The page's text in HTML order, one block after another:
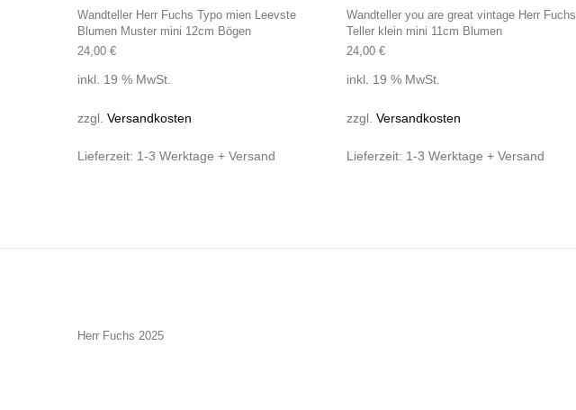
Wandteller Herr Fuchs Typo mien Leevste
Blumen Muster mini 12cm Bögen
24,00 €
inkl. 19 % MwSt.
zzgl. Versandkosten
Lieferzeit: 1-3 Werktage + Versand
Wandteller you are great vintage Herr Fuchs
Teller klein mini 11cm Blumen
24,00 €
inkl. 19 % MwSt.
zzgl. Versandkosten
Lieferzeit: 1-3 Werktage + Versand
Herr Fuchs 2025